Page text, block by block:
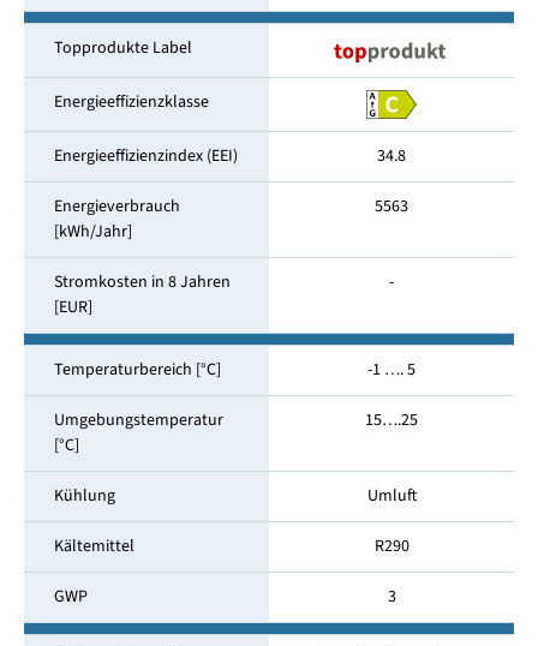
Topprodukte Label
Energieeffizienzklasse
Energieeffizienzindex (EEI) 34.8
Energieverbrauch
[kWh/Jahr]
5563
Stromkosten in 8 Jahren
[EUR]
-
Temperaturbereich [°C] -1 …. 5
Umgebungstemperatur
[°C]
15….25
Kühlung Umluft
Kältemittel R290
GWP 3